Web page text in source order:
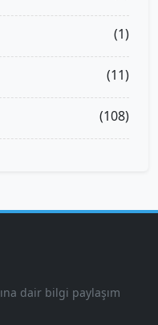
(1)
(11)
(108)
dair bilgi paylaşım